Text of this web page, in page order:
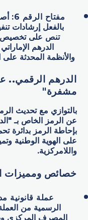
مفتاح الرقم 6:
بالفعل إرشادات
الدرهم
والأنظمة المحدثة على
الدرهم الرقمي..
مشفرة"
بالتوازي مع تحديث
عن الرمز الخاص بـ
بإحاطة الرمز بدائرة
على الهوية الوطنية
واللامركزية.
خصائص ومميزات
عملة قانونية
الرسمية من
المصرف المركزي